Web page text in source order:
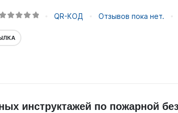
QR-КОД Отзывов пока нет.
инструктажей по пожарной